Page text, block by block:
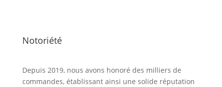
Notoriété
Depuis 2019, nous avons honoré des milliers de
commandes, établissant ainsi une solide réputation